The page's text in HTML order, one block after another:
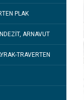
PLAK
ARNAVUT
TRAVERTEN